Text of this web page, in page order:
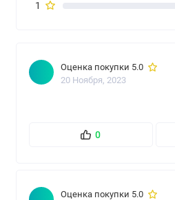
1
Оценка покупки 5.0
20 Ноября, 2023
0
Оценка покупки 5.0